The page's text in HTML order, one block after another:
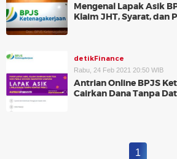
Mengenal Lapak Asik
Klaim JHT, Syarat, dan
detikFinance
Rabu, 24 Feb 2021 20:50 WIB
Antrian Online BPJS
Cairkan Dana Tanpa
1